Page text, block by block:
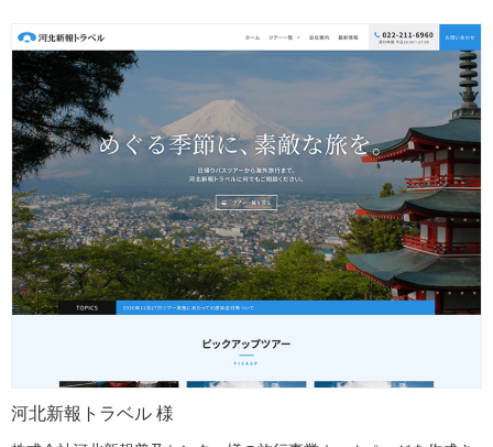
河北新報トラベル 様